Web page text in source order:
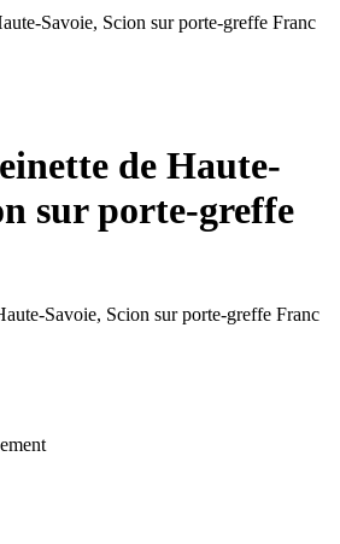
Savoie, Scion sur porte-greffe Franc
de Haute-
sur porte-greffe